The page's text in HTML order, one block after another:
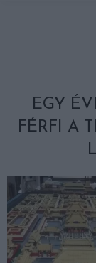
EGY
FÉRFI A